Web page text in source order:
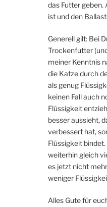
das Futter geben.
ist und den
Generell gilt: Bei
Trockenfutter
meiner Kenntnis
die Katze durch
als genug
keinen Fall auch
Flüssigkeit
besser aussieht,
verbessert hat,
Flüssigkeit
weiterhin gleich
es jetzt nicht
weniger
Alles Gute für